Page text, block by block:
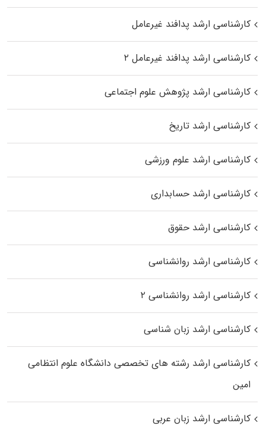
کارشناسی ارشد پدافند غیرعامل
کارشناسی ارشد پدافند غیرعامل ۲
کارشناسی ارشد پژوهش علوم اجتماعی
کارشناسی ارشد تاریخ
کارشناسی ارشد علوم ورزشی
کارشناسی ارشد حسابداری
کارشناسی ارشد حقوق
کارشناسی ارشد روانشناسی
کارشناسی ارشد روانشناسی ۲
کارشناسی ارشد زبان شناسی
کارشناسی ارشد رﺷﺘﻪ ﻫﺎی تخصصی داﻧﺸﮕﺎه ﻋﻠﻮم انتظامی
اﻣﻴﻦ
کارشناسی ارشد زبان عربی